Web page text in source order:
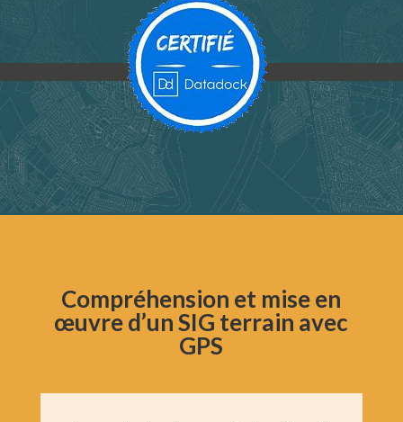
Compréhension et mise en
œuvre d’un SIG terrain avec
GPS